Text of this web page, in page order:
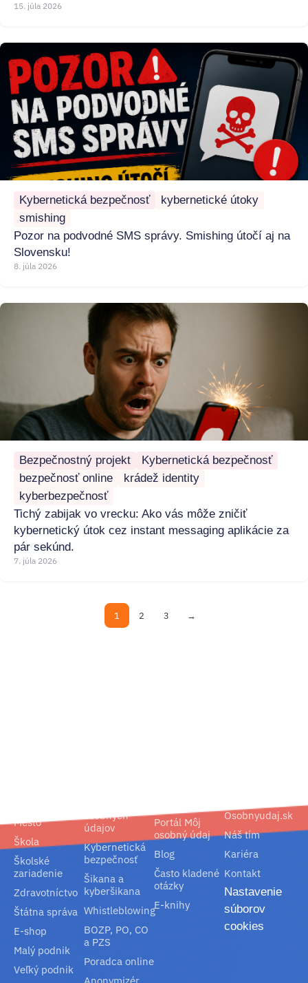
15. júla 2026
Kybernetická bezpečnosť
kybernetické útoky
smishing
Pozor na podvodné SMS správy. Smishing útočí aj na
Slovensku!
8. júla 2026
Bezpečnostný projekt
Kybernetická bezpečnosť
bezpečnosť online
krádež identity
kyberbezpečnosť
Tichý zabijak vo vrecku: Ako vás môže zničiť
kybernetický útok cez instant messaging aplikácie za
pár sekúnd.
7. júla 2026
1 2 3 →
Mesto
Škola
Školské
zariadenie
Zdravotníctvo
Štátna správa
E-shop
Malý podnik
Veľký podnik
osobných
údajov
Kybernetická
bezpečnosť
Šikana a
kyberšikana
Whistleblowing
BOZP, PO, CO
a PZS
Poradca online
Portál Môj
osobný údaj
Blog
Často kladené
otázky
E-knihy
Osobnyudaj.sk
Náš tím
Kariéra
Kontakt
Nastavenie
súborov
cookies